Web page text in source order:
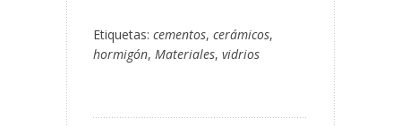
Etiquetas: cementos, cerámicos,
hormigón, Materiales, vidrios